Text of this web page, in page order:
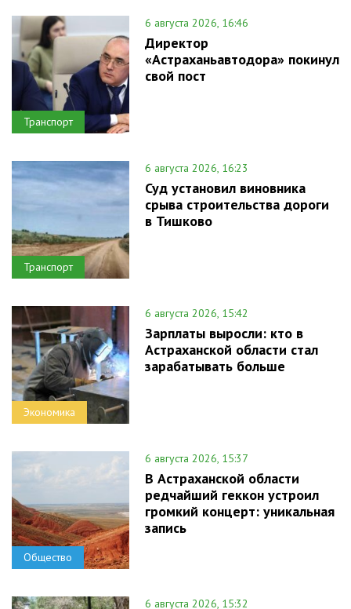
Транспорт
6 августа 2026, 16:46
Директор
«Астраханьавтодора» покинул
свой пост
Транспорт
6 августа 2026, 16:23
Суд установил виновника
срыва строительства дороги
в Тишково
Экономика
6 августа 2026, 15:42
Зарплаты выросли: кто в
Астраханской области стал
зарабатывать больше
Общество
6 августа 2026, 15:37
В Астраханской области
редчайший геккон устроил
громкий концерт: уникальная
запись
6 августа 2026, 15:32